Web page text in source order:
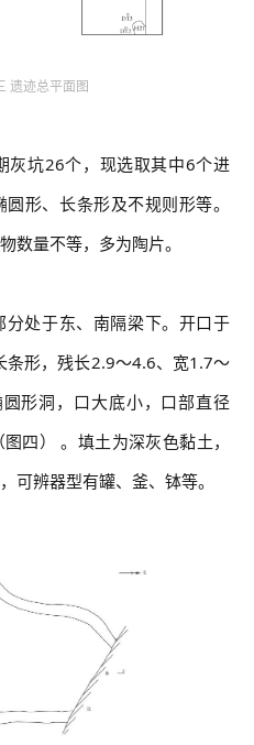
遗迹总平面图
灰坑26个，现选取其中6个进
形、长条形及不规则形等。
数量不等，多为陶片。
处于东、南隔梁下。开口于
形，残长2.9～4.6、宽1.7～
形洞，口大底小，口部直径
四） 。填土为深灰色黏土，
可辨器型有罐、釜、钵等。